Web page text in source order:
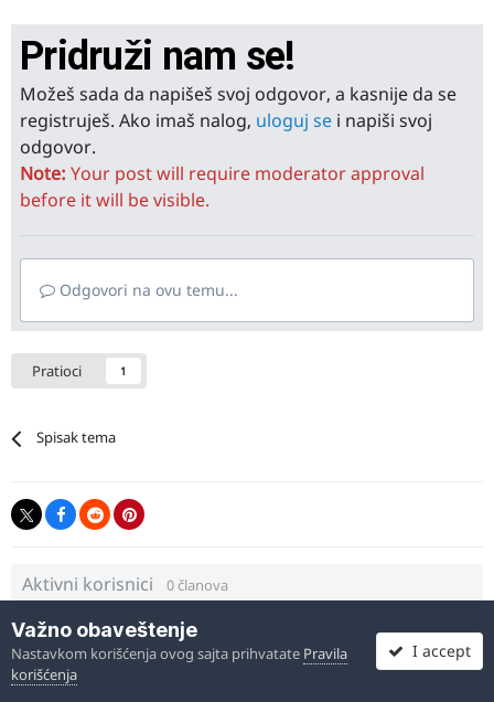
Pridruži nam se!
Možeš sada da napišeš svoj odgovor, a kasnije da se
registruješ. Ako imaš nalog, uloguj se i napiši svoj
odgovor.
Note: Your post will require moderator approval
before it will be visible.
Odgovori na ovu temu...
Pratioci 1
Spisak tema
Aktivni korisnici 0 članova
Nema ulogovanih članova koji gledaju ovu stranu.
Važno obaveštenje
Nastavkom korišćenja ovog sajta prihvatate Pravila
korišćenja
I accept